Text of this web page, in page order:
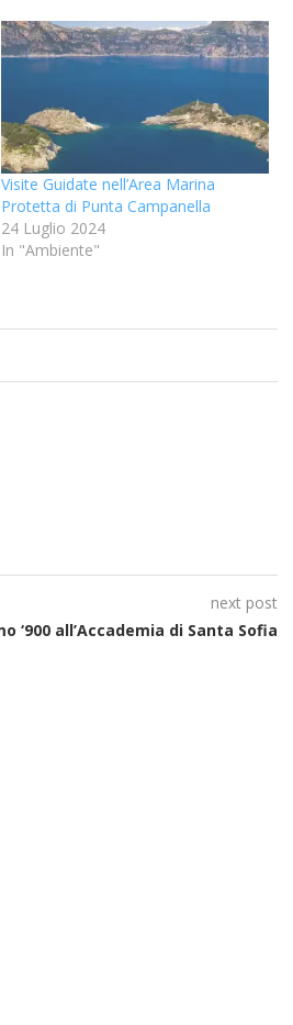
Visite Guidate nell’Area Marina
Protetta di Punta Campanella
24 Luglio 2024
In "Ambiente"
next post
‘900 all’Accademia di Santa Sofia